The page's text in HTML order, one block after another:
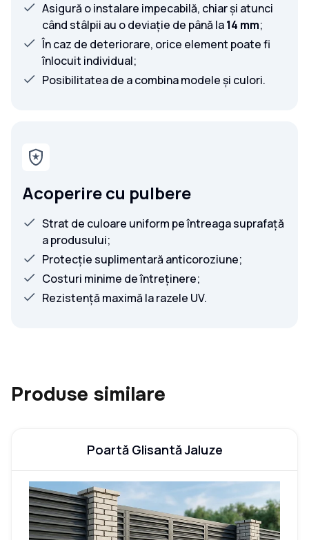
Asigură o instalare impecabilă, chiar și atunci
când stâlpii au o deviație de până la14 mm;
În caz de deteriorare, orice element poate fi
înlocuit individual;
Posibilitatea de a combina modele și culori.
Acoperire cu pulbere
Strat de culoare uniform pe întreaga suprafață
a produsului;
Protecție suplimentară anticoroziune;
Costuri minime de întreținere;
Rezistență maximă la razele UV.
Produse similare
Poartă Glisantă Jaluze